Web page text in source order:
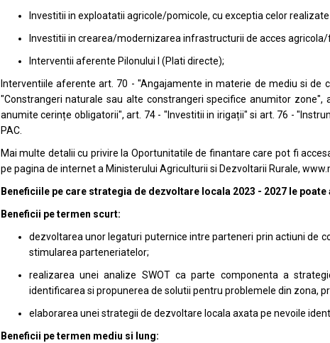
Investitii in exploatatii agricole/pomicole, cu exceptia celor
Investitii in crearea/modernizarea infrastructurii de acces
Interventii aferente Pilonului I (Plati directe);
Interventiile aferente art. 70 - "Angajamente in materie de mediu si
"Constrangeri naturale sau alte constrangeri specifice anumitor
anumite cerințe obligatorii", art. 74 - "Investitii in irigații" si art. 76 -
PAC.
Mai multe detalii cu privire la Oportunitatile de finantare care pot fi
pe pagina de internet a Ministerului Agriculturii si Dezvoltarii Rurale,
Beneficiile pe care strategia de dezvoltare locala 2023 - 2027 le
Beneficii pe termen scurt:
dezvoltarea unor legaturi puternice intre parteneri prin actiuni de
stimularea parteneriatelor;
realizarea unei analize SWOT ca parte componenta a
identificarea si propunerea de solutii pentru problemele din zona,
elaborarea unei strategii de dezvoltare locala axata pe nevoile
Beneficii pe termen mediu si lung: